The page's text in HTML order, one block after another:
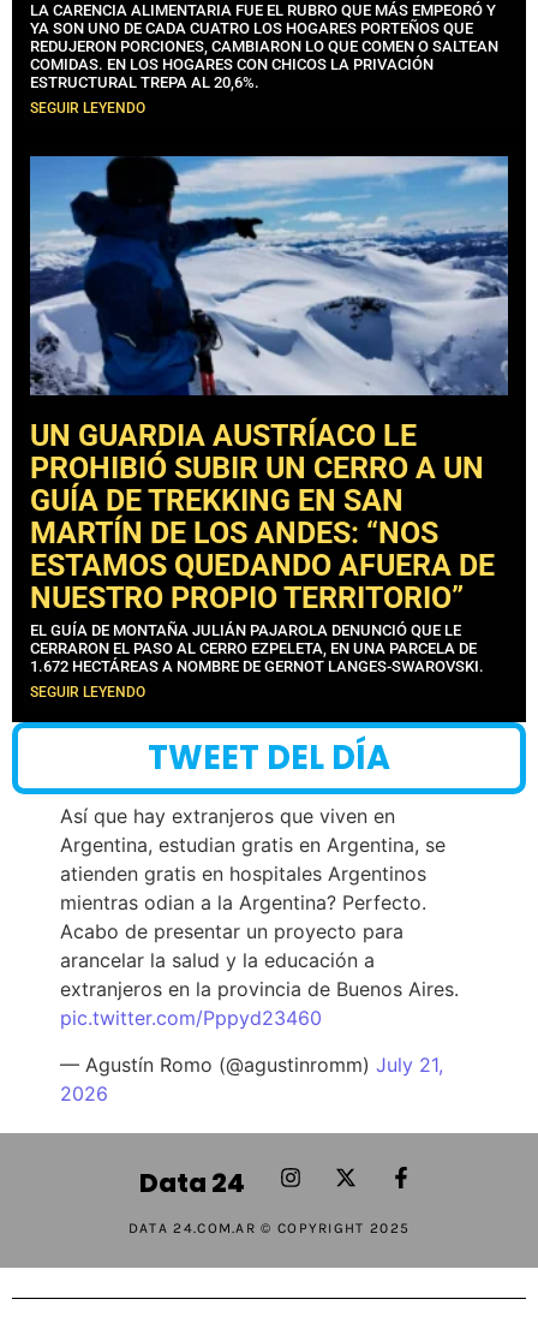
LA CARENCIA ALIMENTARIA FUE EL RUBRO QUE MÁS EMPEORÓ Y
YA SON UNO DE CADA CUATRO LOS HOGARES PORTEÑOS QUE
REDUJERON PORCIONES, CAMBIARON LO QUE COMEN O SALTEAN
COMIDAS. EN LOS HOGARES CON CHICOS LA PRIVACIÓN
ESTRUCTURAL TREPA AL 20,6%.
SEGUIR LEYENDO
UN GUARDIA AUSTRÍACO LE
PROHIBIÓ SUBIR UN CERRO A UN
GUÍA DE TREKKING EN SAN
MARTÍN DE LOS ANDES: “NOS
ESTAMOS QUEDANDO AFUERA DE
NUESTRO PROPIO TERRITORIO”
EL GUÍA DE MONTAÑA JULIÁN PAJAROLA DENUNCIÓ QUE LE
CERRARON EL PASO AL CERRO EZPELETA, EN UNA PARCELA DE
1.672 HECTÁREAS A NOMBRE DE GERNOT LANGES-SWAROVSKI.
SEGUIR LEYENDO
TWEET DEL DÍA
Así que hay extranjeros que viven en
Argentina, estudian gratis en Argentina, se
atienden gratis en hospitales Argentinos
mientras odian a la Argentina? Perfecto.
Acabo de presentar un proyecto para
arancelar la salud y la educación a
extranjeros en la provincia de Buenos Aires.
pic.twitter.com/Pppyd23460
— Agustín Romo (@agustinromm) July 21,
2026
Data 24
DATA 24.COM.AR © COPYRIGHT 2025